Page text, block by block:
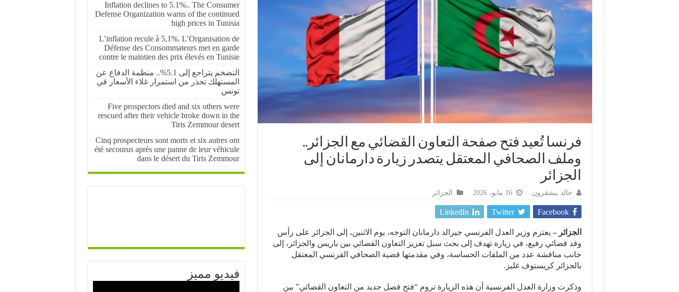
فرنسا تُعيد فتح صفحة التعاون القضائي مع الجزائر..
وملف الصحافي المعتقل يتصدر زيارة دارمانان إلى
الجزائر
خالد بنشقرون 16 مايو، 2026 الجزائر
Facebook
Twitter
LinkedIn
الجزائر – يعتزم وزير العدل الفرنسي جيرالد دارمانان التوجه، يوم الاثنين، إلى الجزائر على رأس
وفد قضائي رفيع، في زيارة تهدف إلى بحث سبل تعزيز التعاون القضائي بين باريس والجزائر، إلى
جانب مناقشة عدد من الملفات الحساسة، وفي مقدمتها قضية الصحافي الفرنسي المعتقل
بالجزائر كريستوف غليز.
وذكرت وزارة العدل الفرنسية أن هذه الزيارة تروم “فتح فصل جديد من التعاون القضائي” بين
Inflation declines to 5.1%.. The Consumer
Defense Organization warns of the continued
high prices in Tunisia
L’inflation recule à 5,1%. L’Organisation de
Défense des Consommateurs met en garde
contre le maintien des prix élevés en Tunisie
التضخم يتراجع إلى 5.1%.. منظمة الدفاع عن
المستهلك تحذر من استمرار غلاء الأسعار في
تونس
Five prospectors died and six others were
rescued after their vehicle broke down in the
Tiris Zemmour desert
Cinq prospecteurs sont morts et six autres ont
été secourus après une panne de leur véhicule
dans le désert du Tiris Zemmour
فيديو مميز